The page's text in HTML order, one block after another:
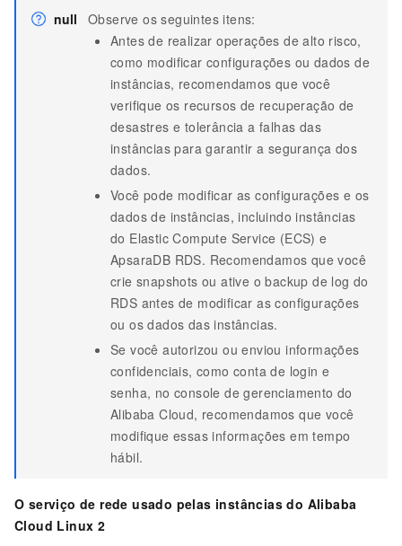
null
Observe os seguintes itens:
Antes de realizar operações de alto risco,
como modificar configurações ou dados de
instâncias, recomendamos que você
verifique os recursos de recuperação de
desastres e tolerância a falhas das
instâncias para garantir a segurança dos
dados.
Você pode modificar as configurações e os
dados de instâncias, incluindo instâncias
do Elastic Compute Service (ECS) e
ApsaraDB RDS. Recomendamos que você
crie snapshots ou ative o backup de log do
RDS antes de modificar as configurações
ou os dados das instâncias.
Se você autorizou ou enviou informações
confidenciais, como conta de login e
senha, no console de gerenciamento do
Alibaba Cloud, recomendamos que você
modifique essas informações em tempo
hábil.
O serviço de rede usado pelas instâncias do Alibaba
Cloud Linux 2